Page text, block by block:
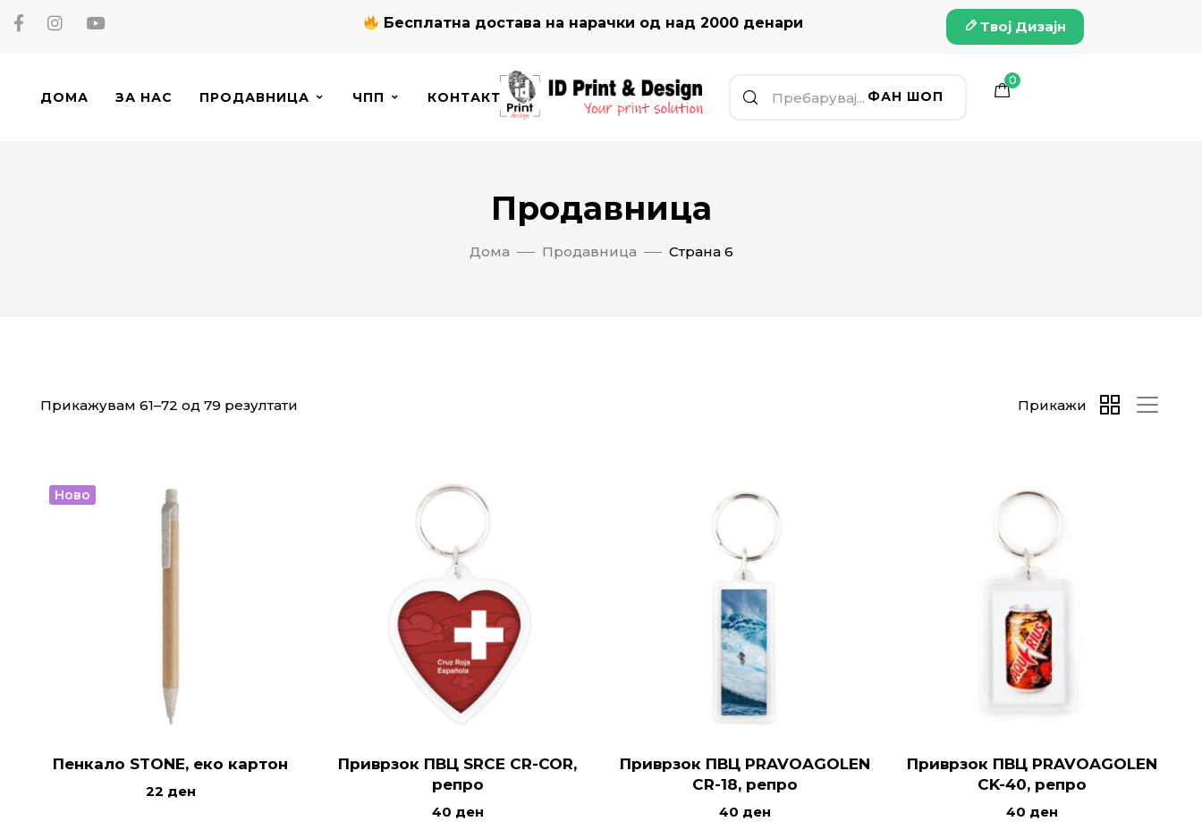
Бесплатна достава на нарачки од над 2000 денари Твој Дизајн
ДОМА ЗА НАС ПРОДАВНИЦА ЧПП КОНТАКТ ФАН ШОП
0
Продавница
Дома Продавница Страна 6
Прикажувам 61–72 од 79 резултати Прикажи
Ново
Пенкало STONE, еко картон
22 ден
Приврзок ПВЦ SRCE CR-COR,
репро
40 ден
Приврзок ПВЦ PRAVOAGOLEN
CR-18, репро
40 ден
Приврзок ПВЦ PRAVOAGOLEN
CK-40, репро
40 ден